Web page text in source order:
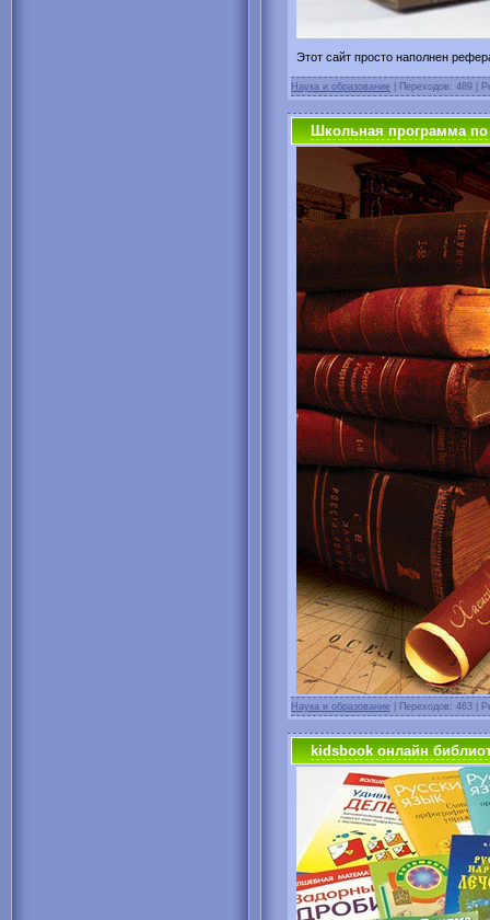
Этот сайт просто наполнен
Наука и образование | Переходов: 489 |
Школьная программа по
Наука и образование | Переходов: 463 |
kidsbook онлайн